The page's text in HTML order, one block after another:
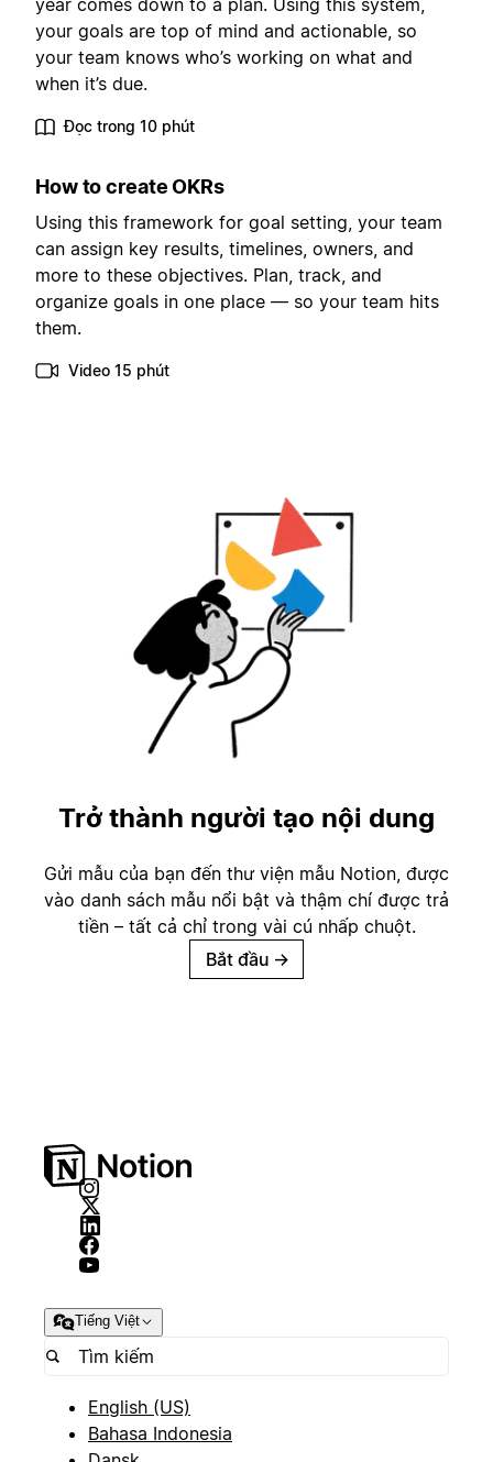
year comes down to a plan. Using this system,
your goals are top of mind and actionable, so
your team knows who’s working on what and
when it’s due.
Đọc trong 10 phút
How to create OKRs
Using this framework for goal setting, your team
can assign key results, timelines, owners, and
more to these objectives. Plan, track, and
organize goals in one place — so your team hits
them.
Video 15 phút
Trở thành người tạo nội dung
Gửi mẫu của bạn đến thư viện mẫu Notion, được
vào danh sách mẫu nổi bật và thậm chí được trả
tiền – tất cả chỉ trong vài cú nhấp chuột.
Bắt đầu →
Tiếng Việt
English (US)
Bahasa Indonesia